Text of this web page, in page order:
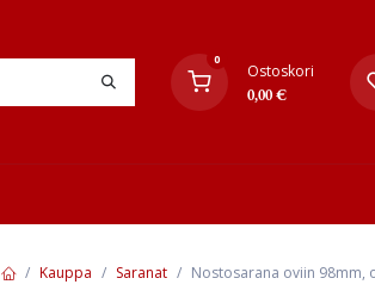
0
Ostoskori
0,00€
Kauppa Saranat Nostosarana oviin 98mm,